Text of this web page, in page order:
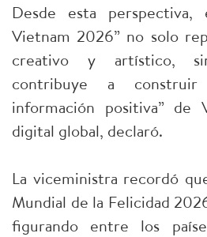
Desde esta perspectiva,
Vietnam 2026” no solo
creativo y artístico,
contribuye a
información positiva”
digital global, declaró.
La viceministra recordó
Mundial de la Felicidad
figurando entre los